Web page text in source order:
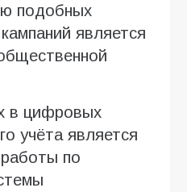
подобных
является
в цифровых
учёта является
по